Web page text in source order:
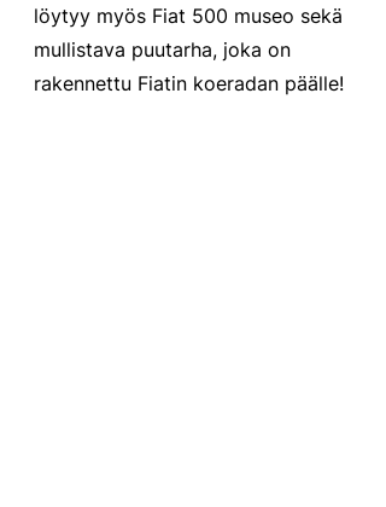
löytyy myös Fiat 500 museo sekä
mullistava puutarha, joka on
rakennettu Fiatin koeradan päälle!